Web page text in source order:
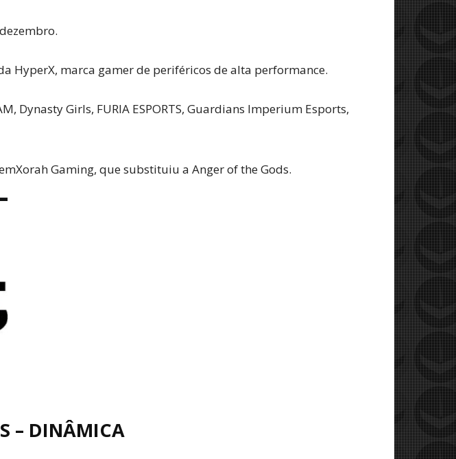
HyperX, marca gamer de periféricos de alta performance.
Dynasty Girls, FURIA ESPORTS, Guardians Imperium Esports,
Gaming, que substituiu a Anger of the Gods.
– DINÂMICA